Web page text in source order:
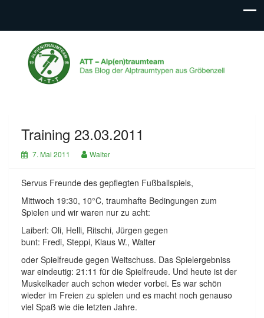
ATT – Alp(en)traumteam
Das Blog der Alptraumtypen aus Gröbenzell
Training 23.03.2011
7. Mai 2011 Walter
Servus Freunde des gepflegten Fußballspiels,
Mittwoch 19:30, 10°C, traumhafte Bedingungen zum
Spielen und wir waren nur zu acht:
Laiberl: Oli, Helli, Ritschi, Jürgen gegen
bunt: Fredi, Steppi, Klaus W., Walter
oder Spielfreude gegen Weitschuss. Das Spielergebniss
war eindeutig: 21:11 für die Spielfreude. Und heute ist der
Muskelkader auch schon wieder vorbei. Es war schön
wieder im Freien zu spielen und es macht noch genauso
viel Spaß wie die letzten Jahre.